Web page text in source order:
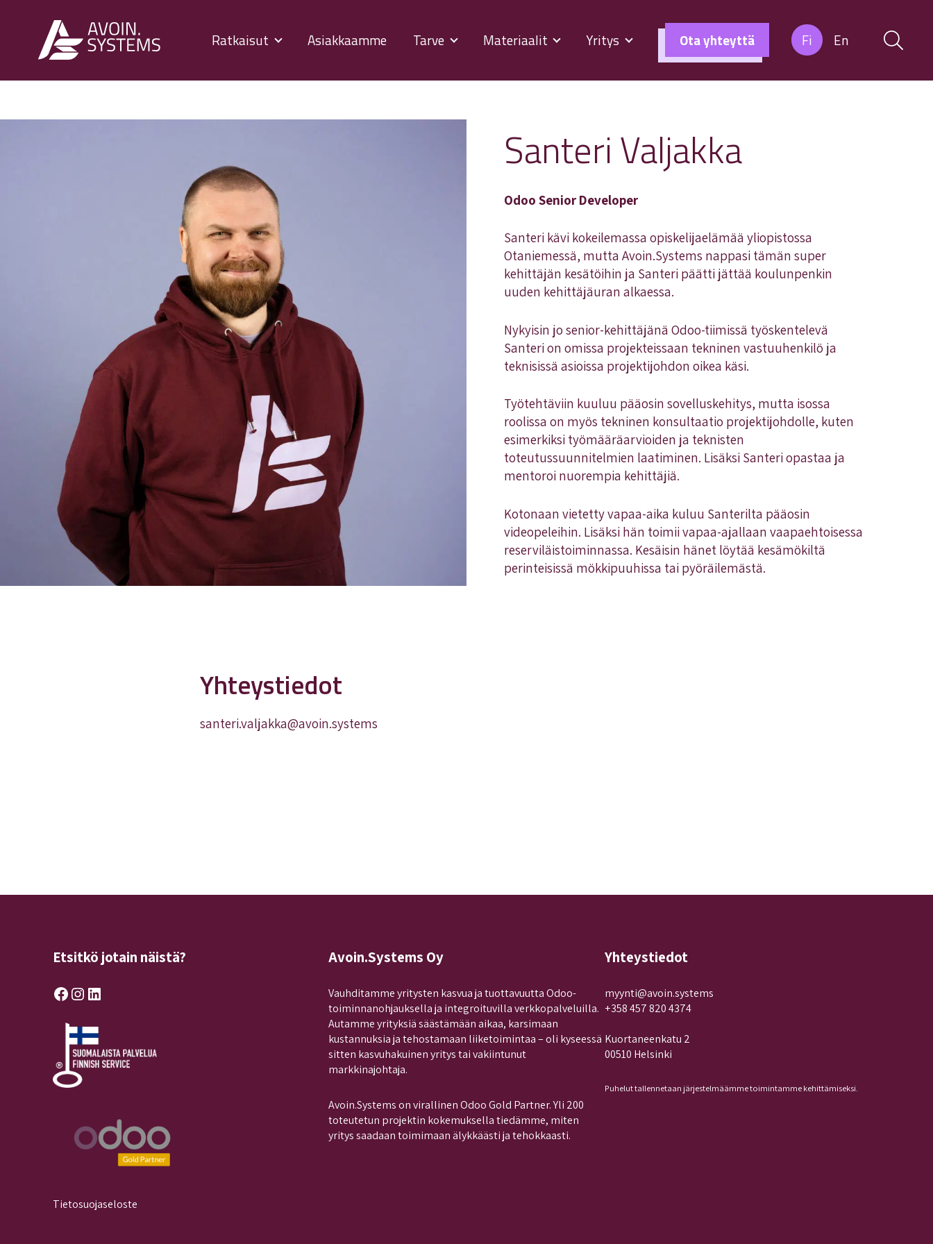
Ratkaisut Asiakkaamme Tarve Materiaalit Yritys Ota yhteyttä Fi En
Santeri Valjakka
Odoo Senior Developer
Santeri kävi kokeilemassa opiskelijaelämää yliopistossa
Otaniemessä, mutta Avoin.Systems nappasi tämän super
kehittäjän kesätöihin ja Santeri päätti jättää koulunpenkin
uuden kehittäjäuran alkaessa.
Nykyisin jo senior-kehittäjänä Odoo-tiimissä työskentelevä
Santeri on omissa projekteissaan tekninen vastuuhenkilö ja
teknisissä asioissa projektijohdon oikea käsi.
Työtehtäviin kuuluu pääosin sovelluskehitys, mutta isossa
roolissa on myös tekninen konsultaatio projektijohdolle, kuten
esimerkiksi työmääräarvioiden ja teknisten
toteutussuunnitelmien laatiminen. Lisäksi Santeri opastaa ja
mentoroi nuorempia kehittäjiä.
Kotonaan vietetty vapaa-aika kuluu Santerilta pääosin
videopeleihin. Lisäksi hän toimii vapaa-ajallaan vaapaehtoisessa
reserviläistoiminnassa. Kesäisin hänet löytää kesämökiltä
perinteisissä mökkipuuhissa tai pyöräilemästä.
Yhteystiedot
santeri.valjakka@avoin.systems
Etsitkö jotain näistä?
Facebook Instagram LinkedIn
Tietosuojaseloste
Avoin.Systems Oy
Vauhditamme yritysten kasvua ja tuottavuutta Odoo-
toiminnanohjauksella ja integroituvilla verkkopalveluilla.
Autamme yrityksiä säästämään aikaa, karsimaan
kustannuksia ja tehostamaan liiketoimintaa – oli kyseessä
sitten kasvuhakuinen yritys tai vakiintunut
markkinajohtaja.
Avoin.Systems on virallinen Odoo Gold Partner. Yli 200
toteutetun projektin kokemuksella tiedämme, miten
yritys saadaan toimimaan älykkäästi ja tehokkaasti.
Yhteystiedot
myynti@avoin.systems
+358 457 820 4374
Kuortaneenkatu 2
00510 Helsinki
Puhelut tallennetaan järjestelmäämme toimintamme kehittämiseksi.